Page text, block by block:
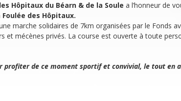
Hôpitaux du Béarn & de la Soule a l’honneur de
des Hôpitaux.
marche solidaires de 7km organisées par le Fonds
et mécènes privés. La course est ouverte à toute
profiter de ce moment sportif et convivial, le tout en